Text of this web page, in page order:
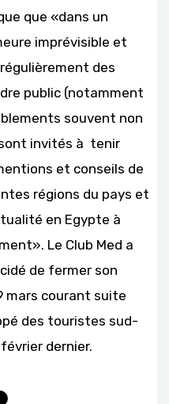
que «dans un
imprévisible et
des
public (notamment
souvent non
invités à tenir
et conseils de
régions du pays et
en Egypte à
Le Club Med a
de fermer son
mars courant suite
des touristes sud-
dernier.